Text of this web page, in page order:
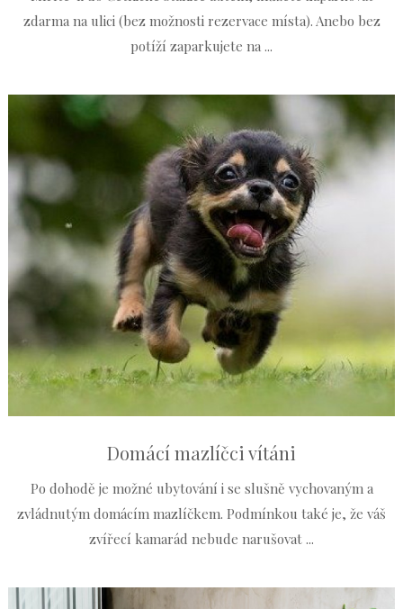
zdarma na ulici (bez možnosti rezervace místa). Anebo bez
potíží zaparkujete na ...
Domácí mazlíčci vítáni
Po dohodě je možné ubytování i se slušně vychovaným a
zvládnutým domácím mazlíčkem. Podmínkou také je, že váš
zvířecí kamarád nebude narušovat ...